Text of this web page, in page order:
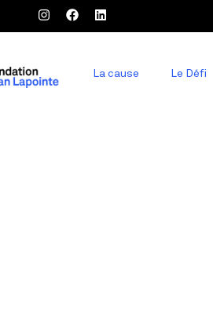
La cause Le Défi